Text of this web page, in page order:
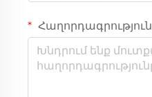
Հաղորդագրություն